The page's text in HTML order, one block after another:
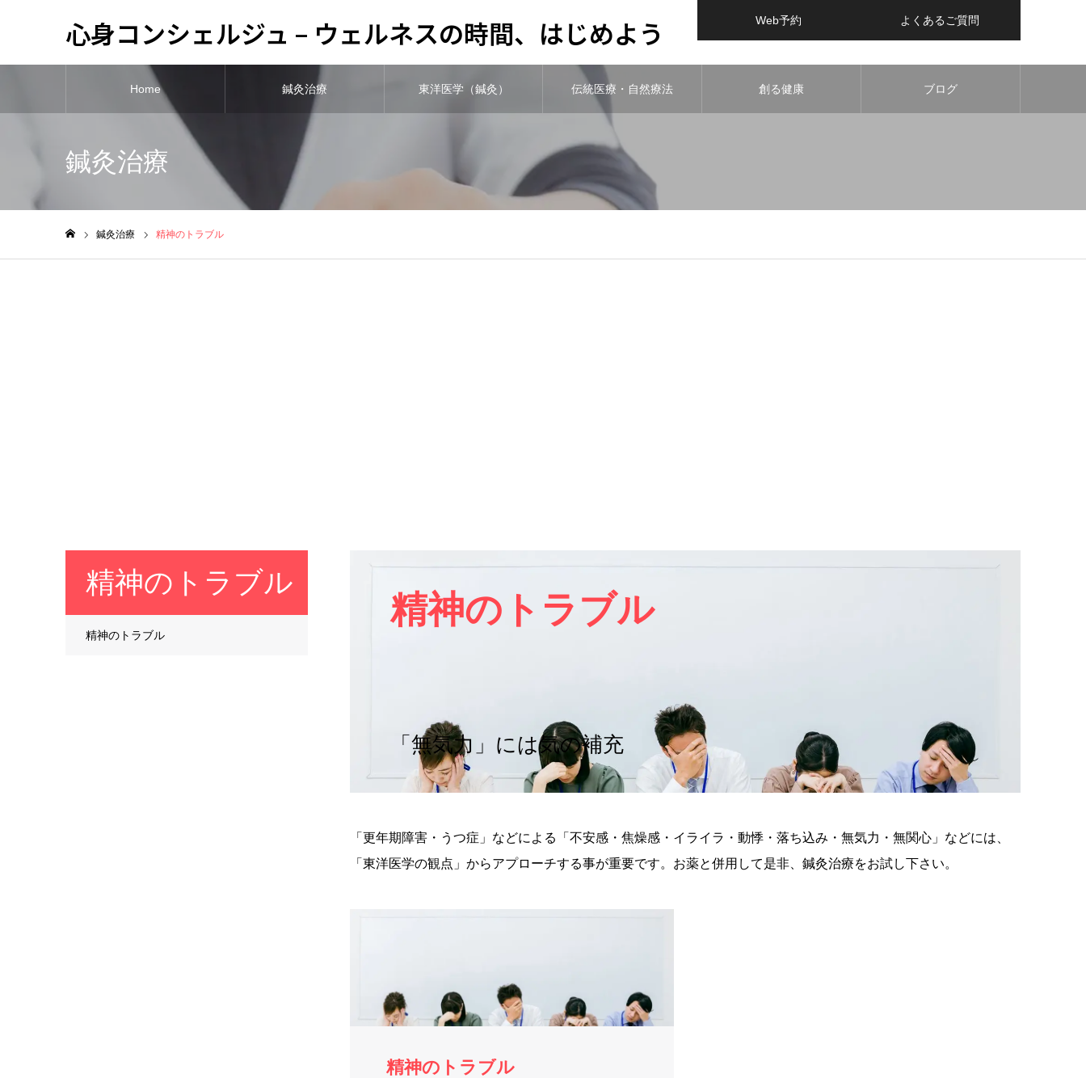
心身コンシェルジュ – ウェルネスの時間、はじめよう Web予約 よくあるご質問
Home 鍼灸治療 東洋医学（鍼灸） 伝統医療・自然療法 創る健康 ブログ
鍼灸治療
鍼灸治療 精神のトラブル
精神のトラブル
「無気力」には気の補充
「更年期障害・うつ症」などによる「不安感・焦燥感・イライラ・動悸・落ち込み・無気力・無関心」などには、
「東洋医学の観点」からアプローチする事が重要です。お薬と併用して是非、鍼灸治療をお試し下さい。
精神のトラブル
精神のトラブル
精神のトラブル